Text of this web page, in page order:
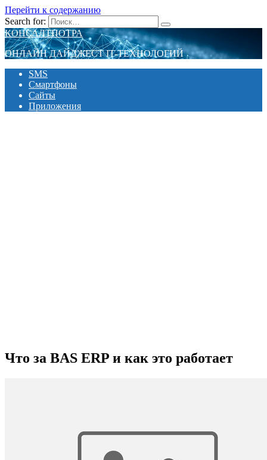
Перейти к содержанию
Search for:
КОНСАЛТПОТРА
ОНЛАЙН ДАЙДЖЕСТ IT-ТЕХНОЛОГИЙ
SMS
Смартфоны
Сайты
Приложения
Что за BAS ERP и как это работает